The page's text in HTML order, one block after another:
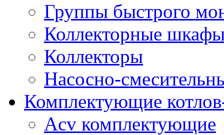
Группы быстрого
Коллекторные
Коллекторы
Насосно-
Комплектующие
Acv комплектующие